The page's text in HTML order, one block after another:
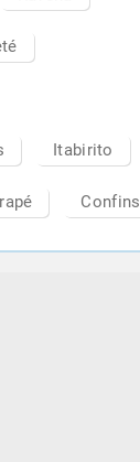
Itabirito
Confins